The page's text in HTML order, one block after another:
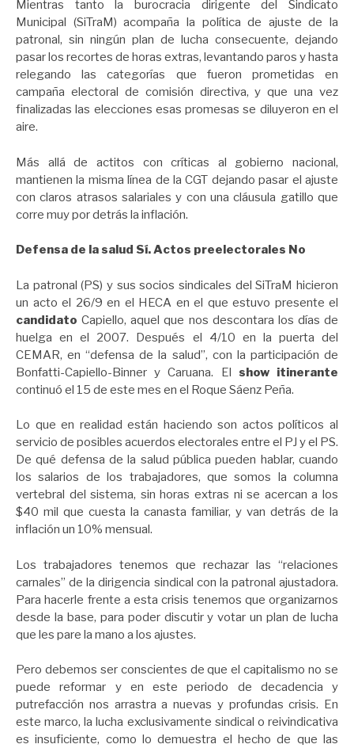
Mientras tanto la burocracia dirigente del Sindicato
Municipal (SiTraM) acompaña la política de ajuste de la
patronal, sin ningún plan de lucha consecuente, dejando
pasar los recortes de horas extras, levantando paros y hasta
relegando las categorías que fueron prometidas en
campaña electoral de comisión directiva, y que una vez
finalizadas las elecciones esas promesas se diluyeron en el
aire.
Más allá de actitos con críticas al gobierno nacional,
mantienen la misma línea de la CGT dejando pasar el ajuste
con claros atrasos salariales y con una cláusula gatillo que
corre muy por detrás la inflación.
Defensa de la salud Sí. Actos preelectorales No
La patronal (PS) y sus socios sindicales del SiTraM hicieron
un acto el 26/9 en el HECA en el que estuvo presente el
candidato Capiello, aquel que nos descontara los días de
huelga en el 2007. Después el 4/10 en la puerta del
CEMAR, en “defensa de la salud”, con la participación de
Bonfatti-Capiello-Binner y Caruana. El show itinerante
continuó el 15 de este mes en el Roque Sáenz Peña.
Lo que en realidad están haciendo son actos políticos al
servicio de posibles acuerdos electorales entre el PJ y el PS.
De qué defensa de la salud pública pueden hablar, cuando
los salarios de los trabajadores, que somos la columna
vertebral del sistema, sin horas extras ni se acercan a los
$40 mil que cuesta la canasta familiar, y van detrás de la
inflación un 10% mensual.
Los trabajadores tenemos que rechazar las “relaciones
carnales” de la dirigencia sindical con la patronal ajustadora.
Para hacerle frente a esta crisis tenemos que organizarnos
desde la base, para poder discutir y votar un plan de lucha
que les pare la mano a los ajustes.
Pero debemos ser conscientes de que el capitalismo no se
puede reformar y en este periodo de decadencia y
putrefacción nos arrastra a nuevas y profundas crisis. En
este marco, la lucha exclusivamente sindical o reivindicativa
es insuficiente, como lo demuestra el hecho de que las